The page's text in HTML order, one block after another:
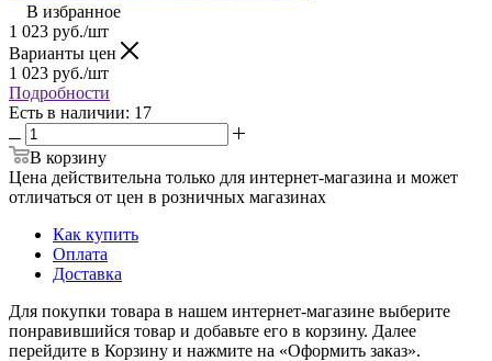
В избранное
1 023 руб./шт
Варианты цен
1 023 руб./шт
Подробности
Есть в наличии: 17
В корзину
Цена действительна только для интернет-магазина и может
отличаться от цен в розничных магазинах
Как купить
Оплата
Доставка
Для покупки товара в нашем интернет-магазине выберите
понравившийся товар и добавьте его в корзину. Далее
перейдите в Корзину и нажмите на «Оформить заказ».